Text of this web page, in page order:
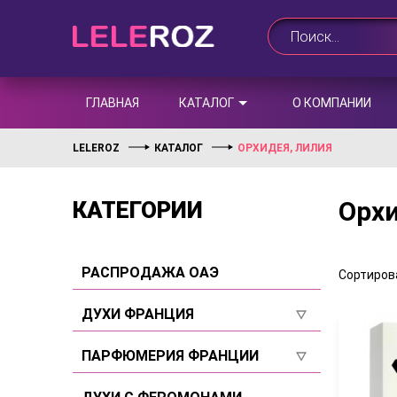
ГЛАВНАЯ КАТАЛОГ О КОМПАНИИ
LELEROZ КАТАЛОГ ОРХИДЕЯ, ЛИЛИЯ
КАТЕГОРИИ
РАСПРОДАЖА ОАЭ
ДУХИ ФРАНЦИЯ
Для женщин
ПАРФЮМЕРИЯ ФРАНЦИИ
Для женщин